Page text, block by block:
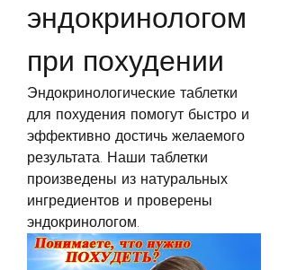
эндокринологом
при похудении
Эндокринологические таблетки
для похудения помогут быстро и
эффективно достичь желаемого
результата. Наши таблетки
произведены из натуральных
ингредиентов и проверены
эндокринологом.